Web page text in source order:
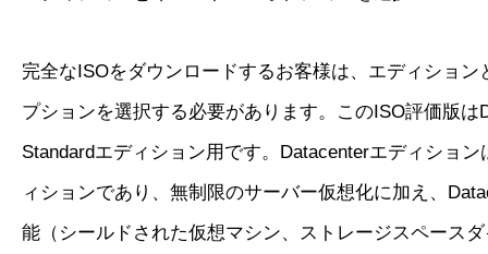
完全なISOをダウンロードするお客様は、エディション
プションを選択する必要があります。このISO評価版は
Standardエディション用です。Datacenterエディショ
ィションであり、無制限のサーバー仮想化に加え、
能（シールドされた仮想マシン、ストレージスペース